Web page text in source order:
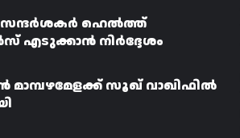
ഹെൽത്ത്
നിർദ്ദേശം
മാമ്പഴമേളക്ക് സൂഖ് വാഖിഫിൽ